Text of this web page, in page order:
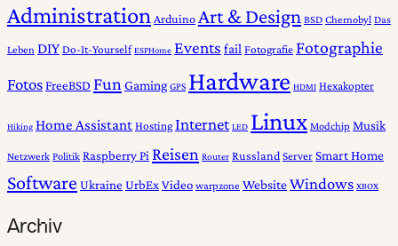
Administration Arduino Art & Design BSD Chernobyl Das
Leben DIY Do-It-Yourself ESPHome Events fail Fotografie Fotographie
FotosFreeBSD Fun Gaming GPS Hardware HDMI Hexakopter
Hiking Home Assistant Hosting Internet LED Linux Modchip Musik
Netzwerk Politik Raspberry Pi Reisen Router Russland Server Smart Home
Software Ukraine UrbExVideo warpzone WebsiteWindows XBOX
Archiv